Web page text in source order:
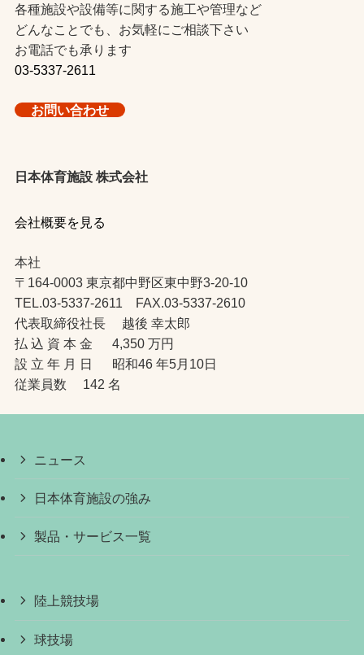
各種施設や設備等に関する施工や管理など
どんなことでも、お気軽にご相談下さい
お電話でも承ります
03-5337-2611
お問い合わせ
日本体育施設 株式会社
会社概要を見る
本社
〒164-0003 東京都中野区東中野3-20-10
TEL.03-5337-2611 FAX.03-5337-2610
代表取締役社長 越後 幸太郎
払 込 資 本 金 4,350 万円
設 立 年 月 日 昭和46 年5月10日
従業員数 142 名
ニュース
日本体育施設の強み
製品・サービス一覧
陸上競技場
球技場